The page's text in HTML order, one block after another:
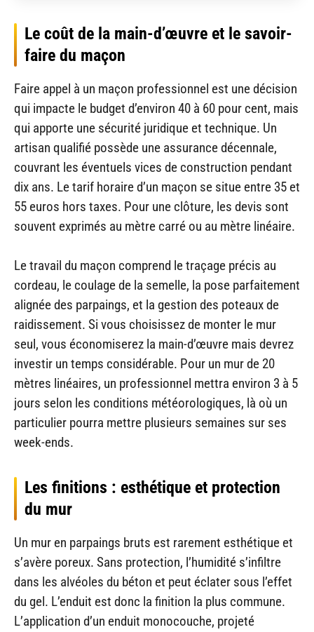
Le coût de la main-d’œuvre et le savoir-
faire du maçon
Faire appel à un maçon professionnel est une décision
qui impacte le budget d’environ 40 à 60 pour cent, mais
qui apporte une sécurité juridique et technique. Un
artisan qualifié possède une assurance décennale,
couvrant les éventuels vices de construction pendant
dix ans. Le tarif horaire d’un maçon se situe entre 35 et
55 euros hors taxes. Pour une clôture, les devis sont
souvent exprimés au mètre carré ou au mètre linéaire.
Le travail du maçon comprend le traçage précis au
cordeau, le coulage de la semelle, la pose parfaitement
alignée des parpaings, et la gestion des poteaux de
raidissement. Si vous choisissez de monter le mur
seul, vous économiserez la main-d’œuvre mais devrez
investir un temps considérable. Pour un mur de 20
mètres linéaires, un professionnel mettra environ 3 à 5
jours selon les conditions météorologiques, là où un
particulier pourra mettre plusieurs semaines sur ses
week-ends.
Les finitions : esthétique et protection
du mur
Un mur en parpaings bruts est rarement esthétique et
s’avère poreux. Sans protection, l’humidité s’infiltre
dans les alvéoles du béton et peut éclater sous l’effet
du gel. L’enduit est donc la finition la plus commune.
L’application d’un enduit monocouche, projeté